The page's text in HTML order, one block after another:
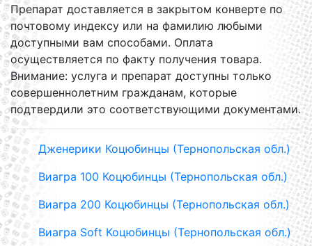
Препарат доставляется в закрытом конверте по
почтовому индексу или на фамилию любыми
доступными вам способами. Оплата
осуществляется по факту получения товара.
Внимание: услуга и препарат доступны только
совершеннолетним гражданам, которые
подтвердили это соответствующими документами.
Дженерики Коцюбинцы (Тернопольская обл.)
Виагра 100 Коцюбинцы (Тернопольская обл.)
Виагра 200 Коцюбинцы (Тернопольская обл.)
Виагра Soft Коцюбинцы (Тернопольская обл.)